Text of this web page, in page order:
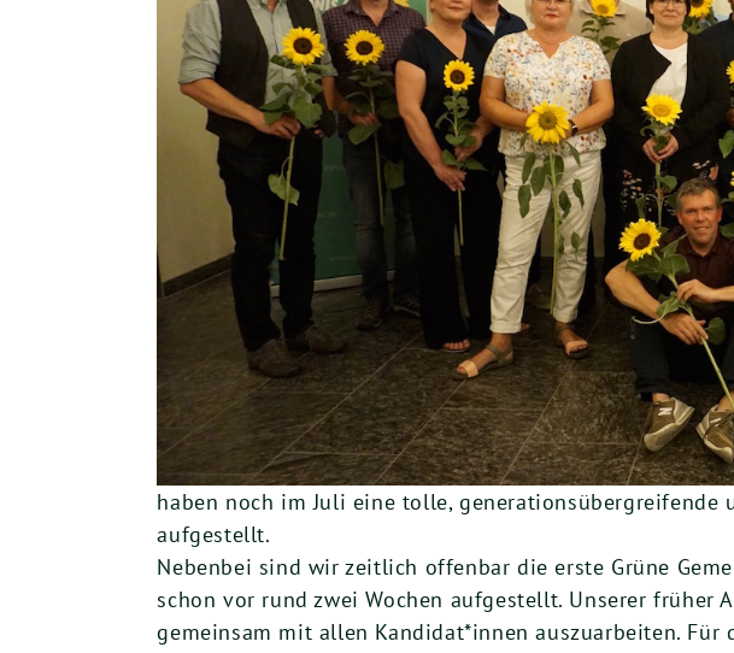
haben noch im Juli eine tolle, generationsübergreifende
aufgestellt.
Nebenbei sind wir zeitlich offenbar die erste Grüne
schon vor rund zwei Wochen aufgestellt. Unserer früher
gemeinsam mit allen Kandidat*innen auszuarbeiten.